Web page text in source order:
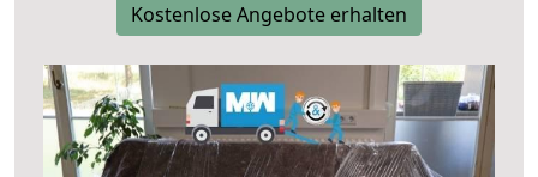
Kostenlose Angebote erhalten